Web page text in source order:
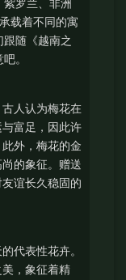
罗兰、非洲
载着不同的寓
随《越南之
。
人认为梅花在
富足，因此许
外，梅花的金
的象征。赠送
谊长久稳固的
代表性花卉。
，象征着精